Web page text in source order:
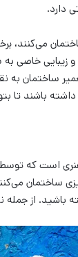
دارد.
می‌‌کنند،
و زیبایی خاصی
ساختمان به
باشند تا
است که
باشید. از جمله